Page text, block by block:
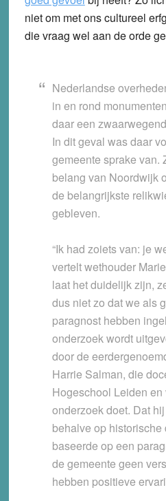
niet om met ons cultureel
die vraag wel aan de orde
Nederlandse
in en rond
daar een
In dit geval was daar
gemeente sprake van.
belang van Noordwijk
de belangrijkste
gebleven.
“Ik had zoiets van: je
vertelt wethouder
laat het duidelijk zijn,
dus niet zo dat we als
paragnost hebben
onderzoek wordt
door de
Harrie Salman, die
Hogeschool Leiden
onderzoek doet. Dat
behalve op
baseerde op een
de gemeente geen
hebben positieve